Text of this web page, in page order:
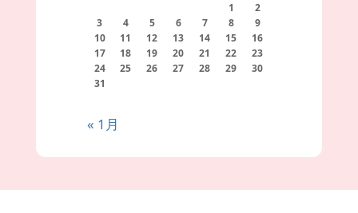
1
2
3
4 5 6 7 8
9
10
11 12 13 14 15
16
17
18 19 20 21 22
23
24
25 26 27 28 29
30
31
« 1月